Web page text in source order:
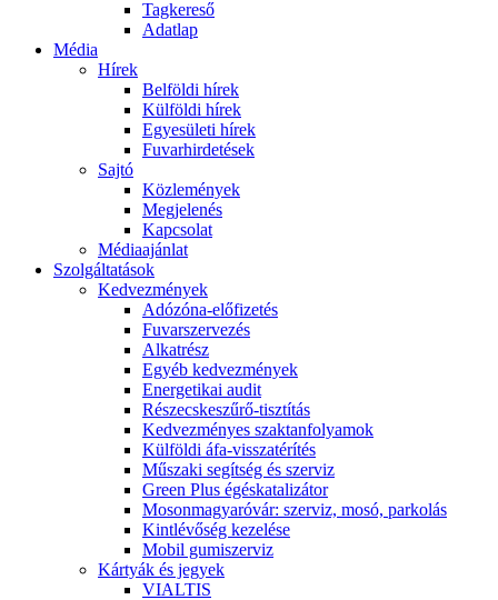
Tagkereső
Adatlap
Média
Hírek
Belföldi hírek
Külföldi hírek
Egyesületi hírek
Fuvarhirdetések
Sajtó
Közlemények
Megjelenés
Kapcsolat
Médiaajánlat
Szolgáltatások
Kedvezmények
Adózóna-előfizetés
Fuvarszervezés
Alkatrész
Egyéb kedvezmények
Energetikai audit
Részecskeszűrő-tisztítás
Kedvezményes szaktanfolyamok
Külföldi áfa-visszatérítés
Műszaki segítség és szerviz
Green Plus égéskatalizátor
Mosonmagyaróvár: szerviz, mosó, parkolás
Kintlévőség kezelése
Mobil gumiszerviz
Kártyák és jegyek
VIALTIS